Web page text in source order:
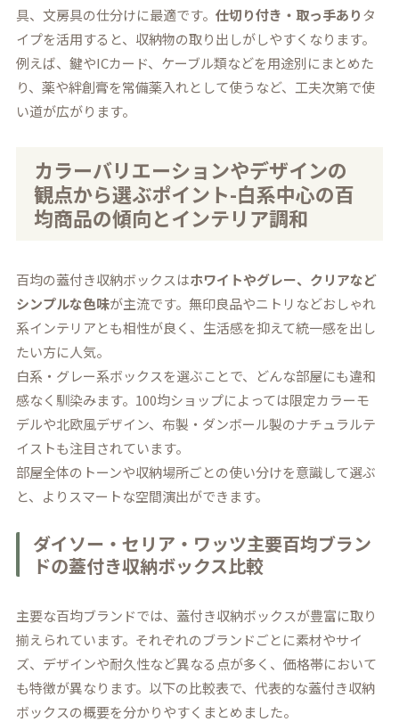
具、文房具の仕分けに最適です。仕切り付き・取っ手ありタ
イプを活用すると、収納物の取り出しがしやすくなります。
例えば、鍵やICカード、ケーブル類などを用途別にまとめた
り、薬や絆創膏を常備薬入れとして使うなど、工夫次第で使
い道が広がります。
カラーバリエーションやデザインの
観点から選ぶポイント-白系中心の百
均商品の傾向とインテリア調和
百均の蓋付き収納ボックスはホワイトやグレー、クリアなど
シンプルな色味が主流です。無印良品やニトリなどおしゃれ
系インテリアとも相性が良く、生活感を抑えて統一感を出し
たい方に人気。
白系・グレー系ボックスを選ぶことで、どんな部屋にも違和
感なく馴染みます。100均ショップによっては限定カラーモ
デルや北欧風デザイン、布製・ダンボール製のナチュラルテ
イストも注目されています。
部屋全体のトーンや収納場所ごとの使い分けを意識して選ぶ
と、よりスマートな空間演出ができます。
ダイソー・セリア・ワッツ主要百均ブラン
ドの蓋付き収納ボックス比較
主要な百均ブランドでは、蓋付き収納ボックスが豊富に取り
揃えられています。それぞれのブランドごとに素材やサイ
ズ、デザインや耐久性など異なる点が多く、価格帯において
も特徴が異なります。以下の比較表で、代表的な蓋付き収納
ボックスの概要を分かりやすくまとめました。